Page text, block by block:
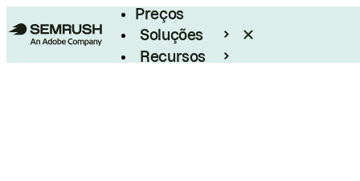
Preços
Soluções
Recursos